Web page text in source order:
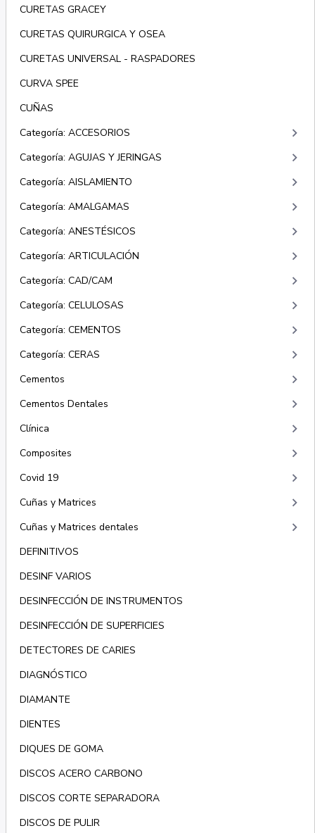
CURETAS GRACEY
CURETAS QUIRURGICA Y OSEA
CURETAS UNIVERSAL - RASPADORES
CURVA SPEE
CUÑAS
Categoría: ACCESORIOS
keyboard_arrow_right
Categoría: AGUJAS Y JERINGAS keyboard_arrow_right
Categoría: AISLAMIENTO keyboard_arrow_right
Categoría: AMALGAMAS keyboard_arrow_right
Categoría: ANESTÉSICOS keyboard_arrow_right
Categoría: ARTICULACIÓN keyboard_arrow_right
Categoría: CAD/CAM keyboard_arrow_right
Categoría: CELULOSAS keyboard_arrow_right
Categoría: CEMENTOS keyboard_arrow_right
Categoría: CERAS keyboard_arrow_right
Cementos keyboard_arrow_right
Cementos Dentales keyboard_arrow_right
Clínica keyboard_arrow_right
Composites keyboard_arrow_right
Covid 19 keyboard_arrow_right
Cuñas y Matrices keyboard_arrow_right
Cuñas y Matrices dentales keyboard_arrow_right
DEFINITIVOS
DESINF VARIOS
DESINFECCIÓN DE INSTRUMENTOS
DESINFECCIÓN DE SUPERFICIES
DETECTORES DE CARIES
DIAGNÓSTICO
DIAMANTE
DIENTES
DIQUES DE GOMA
DISCOS ACERO CARBONO
DISCOS CORTE SEPARADORA
DISCOS DE PULIR